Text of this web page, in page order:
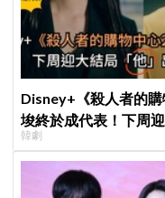
Disney+《殺人者的
埈終於成代表！下周
現成最大伏筆
韓劇